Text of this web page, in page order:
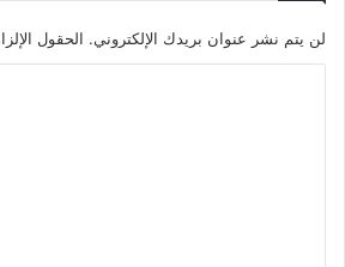
لن يتم نشر عنوان بريدك الإلكتروني. الحقول